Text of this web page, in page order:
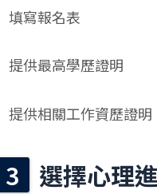
填寫報名表
提供最高學歷證明
提供相關工作資歷證明
選擇心理